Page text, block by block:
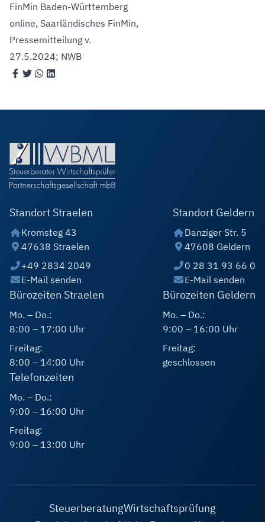
FinMin Baden-Württemberg
online, Saarländisches FinMin,
Pressemitteilung v.
27.5.2024; NWB
Standort Straelen
Kromsteg 43
47638 Straelen
+49 2834 2049
E-Mail senden
Standort Geldern
Danziger Str. 5
47608 Geldern
0 28 31 93 66 0
E-Mail senden
Bürozeiten Straelen
Mo. – Do.:
8:00 – 17:00 Uhr
Freitag:
8:00 – 14:00 Uhr
Bürozeiten Geldern
Mo. – Do.:
9:00 – 16:00 Uhr
Freitag:
geschlossen
Telefonzeiten
Mo. – Do.:
9:00 – 16:00 Uhr
Freitag:
9:00 – 13:00 Uhr
SteuerberatungWirtschaftsprüfung